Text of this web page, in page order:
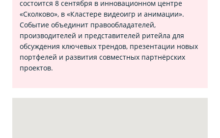
состоится 8 сентября в инновационном центре
«Сколково», в «Кластере видеоигр и анимации».
Событие объединит правообладателей,
производителей и представителей ритейла для
обсуждения ключевых трендов, презентации новых
портфелей и развития совместных партнёрских
проектов.